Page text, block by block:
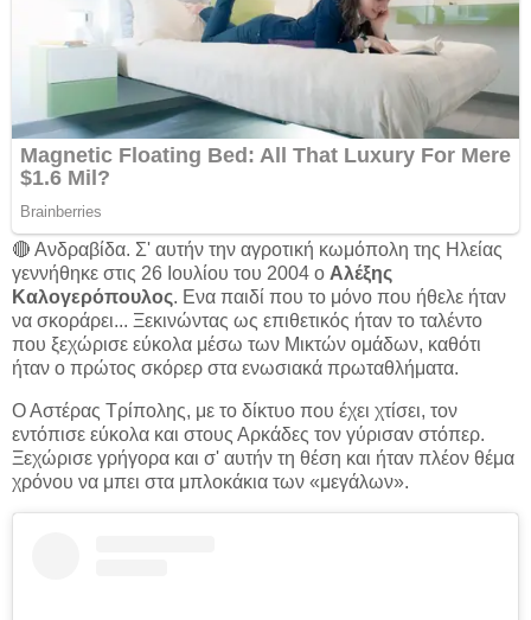
🔴 Ανδραβίδα. Σ' αυτήν την αγροτική κωμόπολη της Ηλείας
γεννήθηκε στις 26 Ιουλίου του 2004 ο Αλέξης
Καλογερόπουλος. Ενα παιδί που το μόνο που ήθελε ήταν
να σκοράρει... Ξεκινώντας ως επιθετικός ήταν το ταλέντο
που ξεχώρισε εύκολα μέσω των Μικτών ομάδων, καθότι
ήταν ο πρώτος σκόρερ στα ενωσιακά πρωταθλήματα.
Ο Αστέρας Τρίπολης, με το δίκτυο που έχει χτίσει, τον
εντόπισε εύκολα και στους Αρκάδες τον γύρισαν στόπερ.
Ξεχώρισε γρήγορα και σ' αυτήν τη θέση και ήταν πλέον θέμα
χρόνου να μπει στα μπλοκάκια των «μεγάλων».